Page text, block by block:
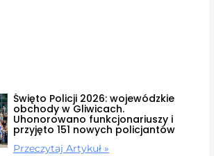
Święto Policji 2026: wojewódzkie
obchody w Gliwicach.
Uhonorowano funkcjonariuszy i
przyjęto 151 nowych policjantów
Przeczytaj Artykuł »